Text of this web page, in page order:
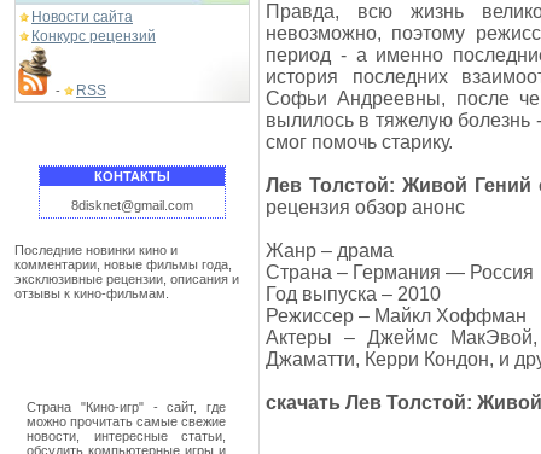
Новости сайта
Конкурс рецензий
- RSS
КОНТАКТЫ
8disknet@gmail.com
Последние новинки кино и
комментарии, новые фильмы года,
эксклюзивные рецензии, описания и
отзывы к кино-фильмам.
Страна "Кино-игр" - сайт, где
можно прочитать самые свежие
новости, интересные статьи,
обсудить компьютерные игры и
Правда, всю жизнь
невозможно, поэтому
период - а именно
история последних
Софьи Андреевны, после
вылилось в тяжелую болезнь
смог помочь старику.
Лев Толстой: Живой Гений
рецензия обзор анонс
Жанр – драма
Страна – Германия — Россия
Год выпуска – 2010
Режиссер – Майкл Хоффман
Актеры – Джеймс
Джаматти, Керри Кондон, и
скачать Лев Толстой: